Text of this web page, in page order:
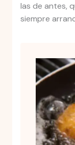
las de antes,
siempre